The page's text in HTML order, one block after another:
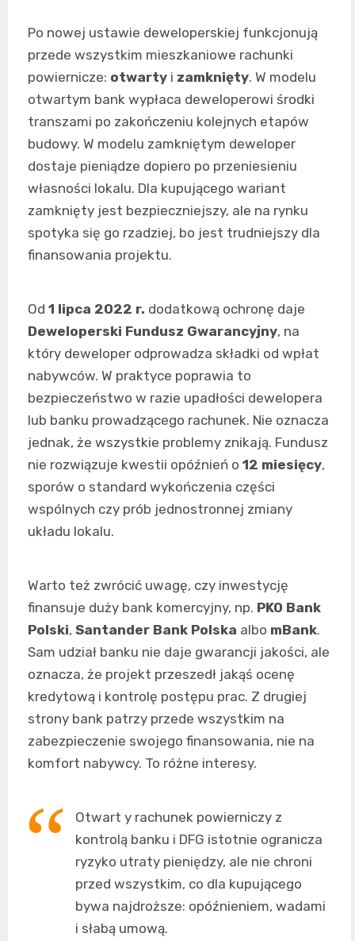
Po nowej ustawie deweloperskiej funkcjonują
przede wszystkim mieszkaniowe rachunki
powiernicze: otwarty i zamknięty. W modelu
otwartym bank wypłaca deweloperowi środki
transzami po zakończeniu kolejnych etapów
budowy. W modelu zamkniętym deweloper
dostaje pieniądze dopiero po przeniesieniu
własności lokalu. Dla kupującego wariant
zamknięty jest bezpieczniejszy, ale na rynku
spotyka się go rzadziej, bo jest trudniejszy dla
finansowania projektu.
Od 1 lipca 2022 r. dodatkową ochronę daje
Deweloperski Fundusz Gwarancyjny, na
który deweloper odprowadza składki od wpłat
nabywców. W praktyce poprawia to
bezpieczeństwo w razie upadłości dewelopera
lub banku prowadzącego rachunek. Nie oznacza
jednak, że wszystkie problemy znikają. Fundusz
nie rozwiązuje kwestii opóźnień o 12 miesięcy,
sporów o standard wykończenia części
wspólnych czy prób jednostronnej zmiany
układu lokalu.
Warto też zwrócić uwagę, czy inwestycję
finansuje duży bank komercyjny, np. PKO Bank
Polski, Santander Bank Polska albo mBank.
Sam udział banku nie daje gwarancji jakości, ale
oznacza, że projekt przeszedł jakąś ocenę
kredytową i kontrolę postępu prac. Z drugiej
strony bank patrzy przede wszystkim na
zabezpieczenie swojego finansowania, nie na
komfort nabywcy. To różne interesy.
Otwart y rachunek powierniczy z
kontrolą banku i DFG istotnie ogranicza
ryzyko utraty pieniędzy, ale nie chroni
przed wszystkim, co dla kupującego
bywa najdroższe: opóźnieniem, wadami
i słabą umową.